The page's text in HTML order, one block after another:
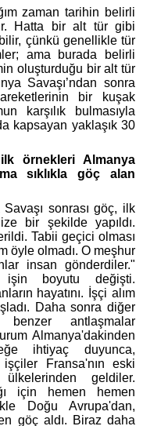
zaman tarihin belirli
Hatta bir alt tür gibi
çünkü genellikle tür
ama burada belirli
oluşturduğu bir alt tür
Savaşı’ndan sonra
bir kuşak
karşılık bulmasıyla
kapsayan yaklaşık 30
örnekleri Almanya
sıklıkla göç alan
sonrası göç, ilk
bir şekilde yapıldı.
Tabii geçici olması
öyle olmadı. O meşhur
insan gönderdiler."
boyutu değişti.
hayatını. İşçi alım
Daha sonra diğer
antlaşmalar
Almanya'dakinden
ihtiyaç duyunca,
Fransa'nın eski
geldiler.
için hemen hemen
Doğu Avrupa'dan,
göç aldı. Biraz daha